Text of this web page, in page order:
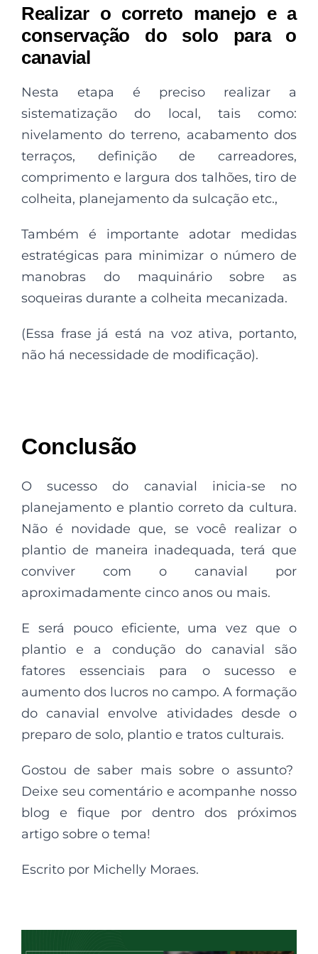
Realizar o correto manejo e a
conservação do solo para o
canavial
Nesta etapa é preciso realizar a
sistematização do local, tais como:
nivelamento do terreno, acabamento dos
terraços, definição de carreadores,
comprimento e largura dos talhões, tiro de
colheita, planejamento da sulcação etc.,
Também é importante adotar medidas
estratégicas para minimizar o número de
manobras do maquinário sobre as
soqueiras durante a colheita mecanizada.
(Essa frase já está na voz ativa, portanto,
não há necessidade de modificação).
Conclusão
O sucesso do canavial inicia-se no
planejamento e plantio correto da cultura.
Não é novidade que, se você realizar o
plantio de maneira inadequada, terá que
conviver com o canavial por
aproximadamente cinco anos ou mais.
E será pouco eficiente, uma vez que o
plantio e a condução do canavial são
fatores essenciais para o sucesso e
aumento dos lucros no campo. A formação
do canavial envolve atividades desde o
preparo de solo, plantio e tratos culturais.
Gostou de saber mais sobre o assunto?
Deixe seu comentário e acompanhe nosso
blog e fique por dentro dos próximos
artigo sobre o tema!
Escrito por Michelly Moraes.